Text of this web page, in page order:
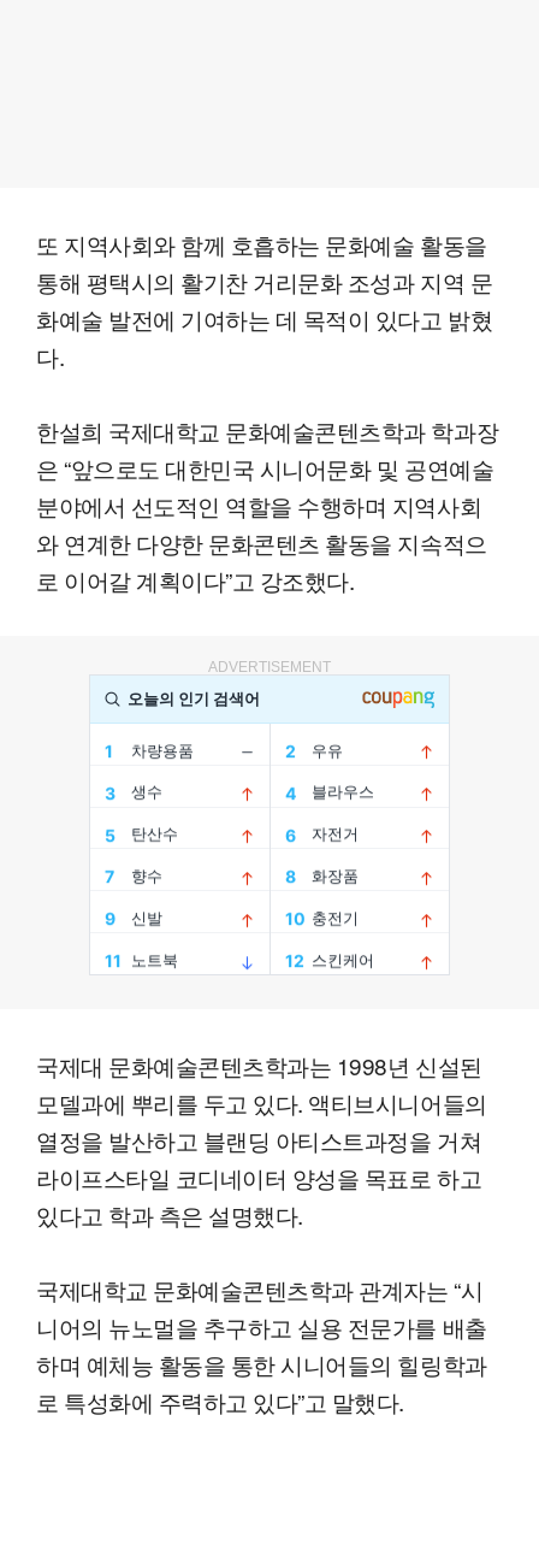
또 지역사회와 함께 호흡하는 문화예술 활동을
통해 평택시의 활기찬 거리문화 조성과 지역 문
화예술 발전에 기여하는 데 목적이 있다고 밝혔
다.
한설희 국제대학교 문화예술콘텐츠학과 학과장
은 “앞으로도 대한민국 시니어문화 및 공연예술
분야에서 선도적인 역할을 수행하며 지역사회
와 연계한 다양한 문화콘텐츠 활동을 지속적으
로 이어갈 계획이다”고 강조했다.
ADVERTISEMENT
국제대 문화예술콘텐츠학과는 1998년 신설된
모델과에 뿌리를 두고 있다. 액티브시니어들의
열정을 발산하고 블랜딩 아티스트과정을 거쳐
라이프스타일 코디네이터 양성을 목표로 하고
있다고 학과 측은 설명했다.
국제대학교 문화예술콘텐츠학과 관계자는 “시
니어의 뉴노멀을 추구하고 실용 전문가를 배출
하며 예체능 활동을 통한 시니어들의 힐링학과
로 특성화에 주력하고 있다”고 말했다.